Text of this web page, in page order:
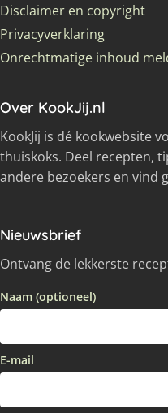
Disclaimer en copyright
Privacyverklaring
Onrechtmatige inhoud
Over KookJij.nl
KookJij is dé kookwebsite
thuiskoks. Deel recepten,
andere bezoekers en vind
Nieuwsbrief
Ontvang de lekkerste
Naam (optioneel)
E-mail